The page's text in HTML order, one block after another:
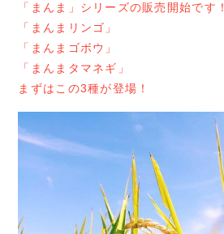
「まんま」シリーズの販売開始です！
「まんまリンゴ」
「まんまゴボウ」
「まんまタマネギ」
まずはこの3種が登場！